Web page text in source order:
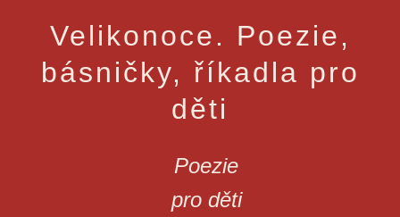
Velikonoce. Poezie,
básničky, říkadla pro
děti
Poezie
pro děti